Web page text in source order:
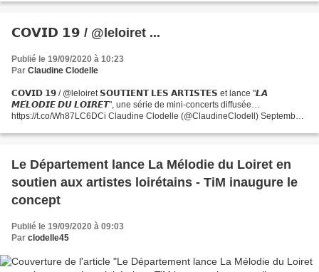
𝗖𝗢𝗩𝗜𝗗 𝟭𝟵 / @leloiret ...
Publié le 19/09/2020 à 10:23
Par Claudine Clodelle
𝗖𝗢𝗩𝗜𝗗 𝟭𝟵 / @leloiret 𝗦𝗢𝗨𝗧𝗜𝗘𝗡𝗧 𝗟𝗘𝗦 𝗔𝗥𝗧𝗜𝗦𝗧𝗘𝗦 et lance "𝙇𝘼
𝙈𝙀́𝙇𝙊𝘿𝙄𝙀 𝘿𝙐 𝙇𝙊𝙄𝙍𝙀𝙏", une série de mini-concerts diffusée…
https://t.co/Wh87LC6DCi Claudine Clodelle (@ClaudineClodell) September
Le Département lance La Mélodie du Loiret en
soutien aux artistes loirétains - TiM inaugure le
concept
Publié le 19/09/2020 à 09:03
Par clodelle45